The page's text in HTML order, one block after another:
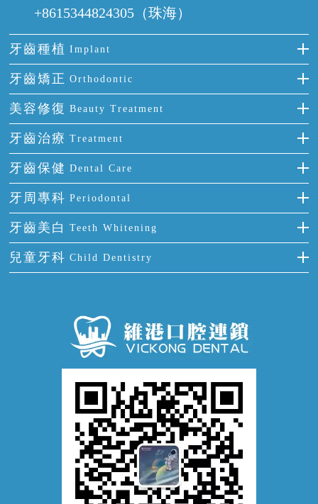
+8615344824305（珠海）
牙齒種植 Implant
種牙
單顆牙缺失
門牙缺失
多顆牙缺失
半口缺失
全口缺失
牙齒矯正 Orthodontic
隱形箍牙
前牙反頜
牙齒擁擠
牙齒前突
牙齒稀疏
美容修復 Beauty Treatment
全瓷牙
烤瓷牙
氟斑牙
四環素牙
活動假牙
牙貼面
牙齒治療 Treatment
補牙
智齒
根管治療
拔牙
牙痛
牙齒保健 Dental Care
正確刷牙
全國愛牙日
預防牙病
牙科通識
牙周專科 Periodontal
牙周炎
牙齦出血
牙齦炎
牙齦萎縮
牙齒美白 Teeth Whitening
冷光美白
兒童牙科 Child Dentistry